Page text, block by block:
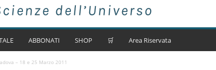
ABBONATI SHOP 🛒 Area Riservata
– 18 e 25 Marzo 2011